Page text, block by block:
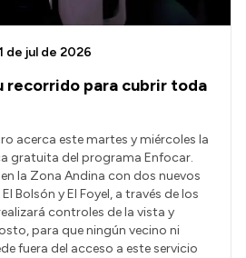
recorrido para cubrir toda
de jul de 2026
acerca este martes y miércoles la
gratuita del programa Enfocar.
la Zona Andina con dos nuevos
Bolsón y El Foyel, a través de los
controles de la vista y
para que ningún vecino ni
fuera del acceso a este servicio